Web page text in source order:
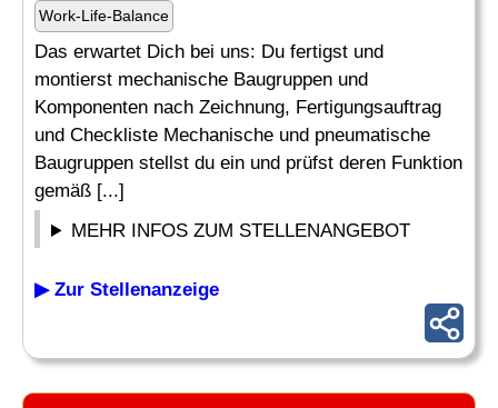
Work-Life-Balance
Das erwartet Dich bei uns: Du fertigst und
montierst mechanische Baugruppen und
Komponenten nach Zeichnung, Fertigungsauftrag
und Checkliste Mechanische und pneumatische
Baugruppen stellst du ein und prüfst deren Funktion
gemäß [...]
MEHR INFOS ZUM STELLENANGEBOT
▶ Zur Stellenanzeige